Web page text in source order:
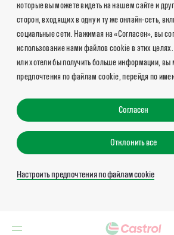
которые вы можете видеть на нашем сайте и
сторон, входящих в одну и ту же онлайн-сеть,
социальные сети. Нажимая на «Согласен», вы
использование нами файлов cookie в этих
или хотели бы получить больше информации, вы
предпочтения по файлам cookie, перейдя по
Согласен
Отклонить все
Настроить предпочтения по файлам cookie